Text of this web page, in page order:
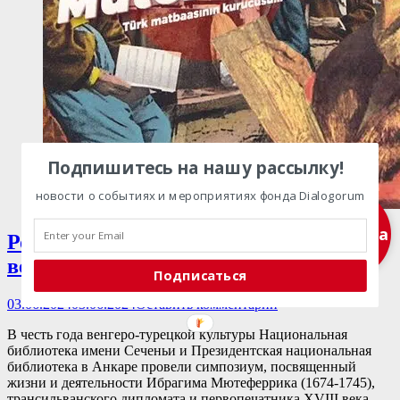
Роль Ибрагима Мютеферрика в
венгеро-турецких отношениях
Опубликовано
03.06.202403.06.2024Оставить комментарий
В честь года венгеро-турецкой культуры Национальная
библиотека имени Сеченьи и Президентская национальная
библиотека в Анкаре провели симпозиум, посвященный
жизни и деятельности Ибрагима Мютеферрика (1674-1745),
Подписка
Подпишитесь на нашу рассылку!
новости о событиях и мероприятиях фонда Dialogorum
Подписаться